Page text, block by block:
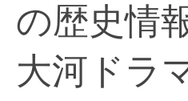
の歴史情
大河ドラ